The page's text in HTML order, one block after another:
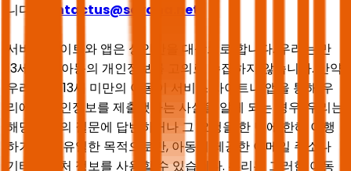
니다.
Contactus@seyaha.net
서비스 사이트와 앱은 성인만을 대상으로 합니다. 우리는 만
13세 미만 아동의 개인정보를 고의로 수집하지 않습니다. 만약
우리가 만 13세 미만의 아동이 서비스 사이트나 앱을 통해 우
리에게 개인정보를 제출했다는 사실을 알게 되는 경우, 우리는
해당 아동의 질문에 답변하거나 그 요청을 한 번에 한해 이행
하기 위한 유일한 목적으로만, 아동이 제공한 이메일 주소나
기타 연락처 정보를 사용할 수 있습니다. 우리는 그러한 아동